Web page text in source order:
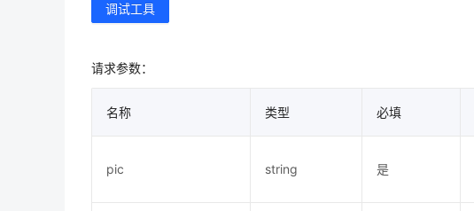
调试工具
请求参数：
名称 类型 必填
pic string 是